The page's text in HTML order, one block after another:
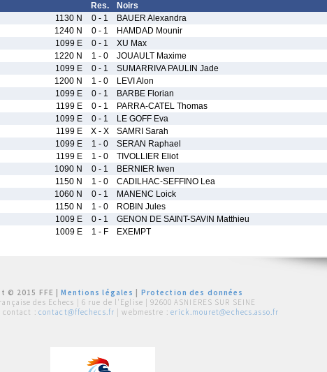
Res. Noirs
1130 N 0 - 1 BAUER Alexandra
1240 N 0 - 1 HAMDAD Mounir
1099 E 0 - 1 XU Max
1220 N 1 - 0 JOUAULT Maxime
1099 E 0 - 1 SUMARRIVA PAULIN Jade
1200 N 1 - 0 LEVI Alon
1099 E 0 - 1 BARBE Florian
1199 E 0 - 1 PARRA-CATEL Thomas
1099 E 0 - 1 LE GOFF Eva
1199 E X - X SAMRI Sarah
1099 E 1 - 0 SERAN Raphael
1199 E 1 - 0 TIVOLLIER Eliot
1090 N 0 - 1 BERNIER Iwen
1150 N 1 - 0 CADILHAC-SEFFINO Lea
1060 N 0 - 1 MANENC Loick
1150 N 1 - 0 ROBIN Jules
1009 E 0 - 1 GENON DE SAINT-SAVIN Matthieu
1009 E 1 - F EXEMPT
© 2015 FFE |Mentions légales
Protection des données
des Echecs | 6 rue de l'Eglise | 92600 ASNIERES SUR SEINE
| contact : contact@ffechecs.fr | webmestre : erick.mouret@echecs.asso.fr